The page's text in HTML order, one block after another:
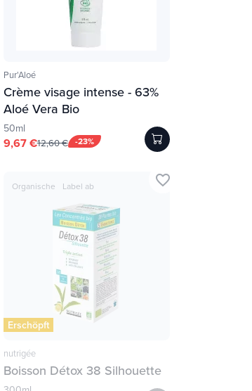
Pur'Aloé
Crème visage intense - 63%
Aloé Vera Bio
50ml
-23%
9,67 €12,60 €
Organische Label ab
Erschöpft
nutrigée
Boisson Détox 38 Silhouette
favorite_border